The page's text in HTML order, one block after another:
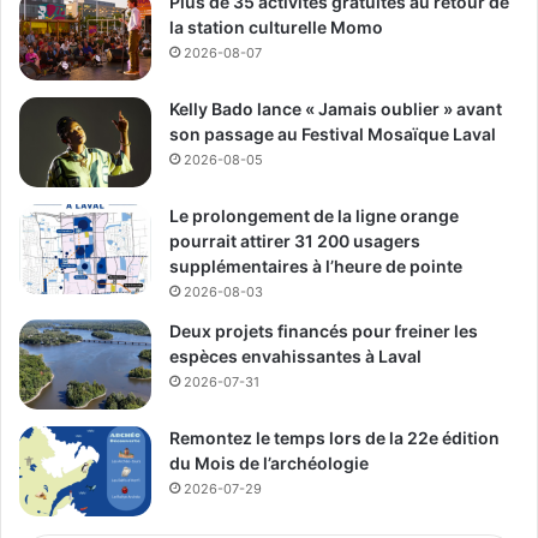
la station culturelle Momo
2026-08-07
Kelly Bado lance « Jamais oublier » avant
son passage au Festival Mosaïque Laval
2026-08-05
Le prolongement de la ligne orange
pourrait attirer 31 200 usagers
supplémentaires à l’heure de pointe
2026-08-03
Deux projets financés pour freiner les
espèces envahissantes à Laval
2026-07-31
Remontez le temps lors de la 22e édition
du Mois de l’archéologie
2026-07-29